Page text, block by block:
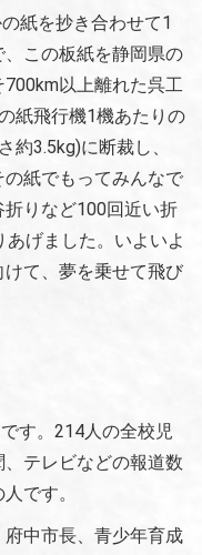
紙を抄き合わせて1
この板紙を静岡県の
以上離れた呉工
紙飛行機1機あたりの
約3.5kg)に断裁し、
紙でもってみんなで
りなど100回近い折
げました。いよいよ
て、夢を乗せて飛び
す。214人の全校児
テレビなどの報道数
です。
中市長、青少年育成